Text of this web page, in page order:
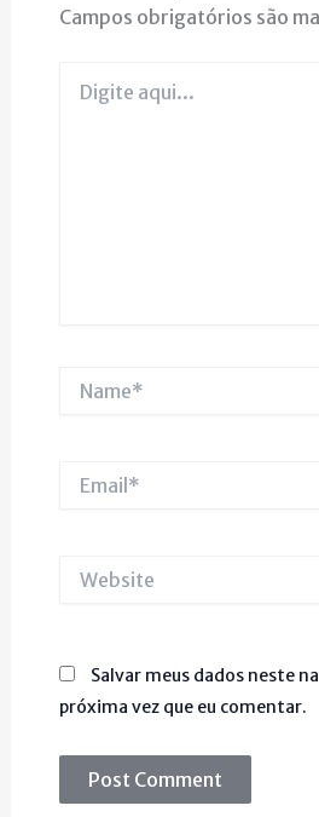
Campos obrigatórios são
aqui...
Website
Salvar meus dados neste
próxima vez que eu comentar.